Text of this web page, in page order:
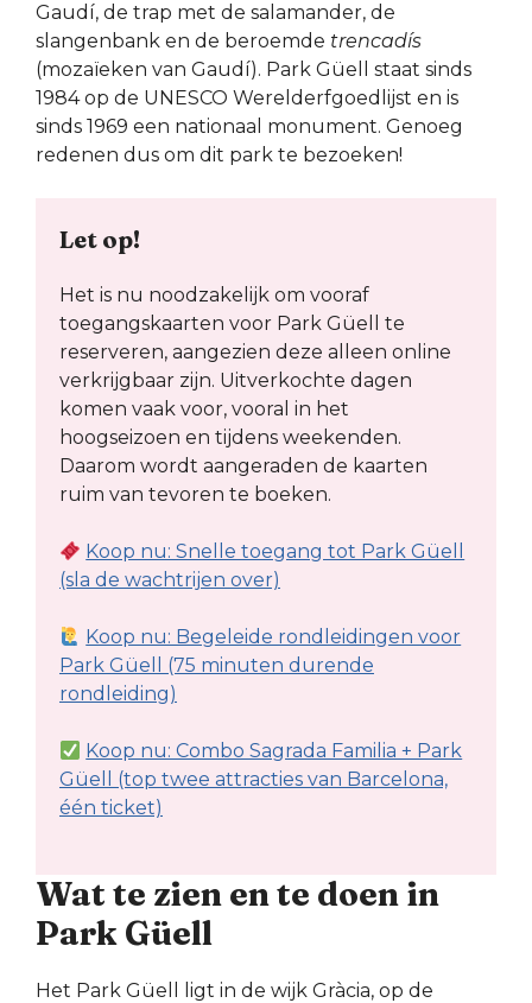
Gaudí, de trap met de salamander, de
slangenbank en de beroemde trencadís
(mozaïeken van Gaudí). Park Güell staat sinds
1984 op de UNESCO Werelderfgoedlijst en is
sinds 1969 een nationaal monument. Genoeg
redenen dus om dit park te bezoeken!
Let op!
Het is nu noodzakelijk om vooraf
toegangskaarten voor Park Güell te
reserveren, aangezien deze alleen online
verkrijgbaar zijn. Uitverkochte dagen
komen vaak voor, vooral in het
hoogseizoen en tijdens weekenden.
Daarom wordt aangeraden de kaarten
ruim van tevoren te boeken.
Koop nu: Snelle toegang tot Park Güell
(sla de wachtrijen over)
Koop nu: Begeleide rondleidingen voor
Park Güell (75 minuten durende
rondleiding)
Koop nu: Combo Sagrada Familia + Park
Güell (top twee attracties van Barcelona,
één ticket)
Wat te zien en te doen in
Park Güell
Het Park Güell ligt in de wijk Gràcia, op de